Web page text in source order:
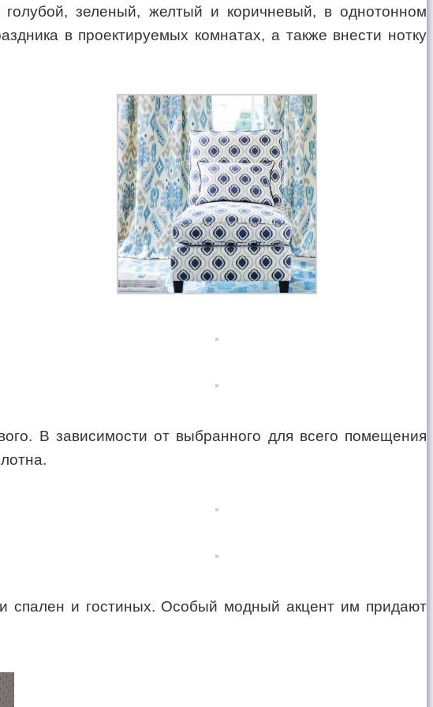
зеленый, желтый и коричневый, в однотонном
в проектируемых комнатах, а также внести нотку
В зависимости от выбранного для всего помещения
спален и гостиных. Особый модный акцент им придают